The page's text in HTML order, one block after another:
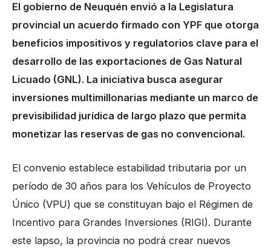
El gobierno de Neuquén envió a la Legislatura
provincial un acuerdo firmado con YPF que otorga
beneficios impositivos y regulatorios clave para el
desarrollo de las exportaciones de Gas Natural
Licuado (GNL). La iniciativa busca asegurar
inversiones multimillonarias mediante un marco de
previsibilidad jurídica de largo plazo que permita
monetizar las reservas de gas no convencional.
El convenio establece estabilidad tributaria por un
período de 30 años para los Vehículos de Proyecto
Único (VPU) que se constituyan bajo el Régimen de
Incentivo para Grandes Inversiones (RIGI). Durante
este lapso, la provincia no podrá crear nuevos